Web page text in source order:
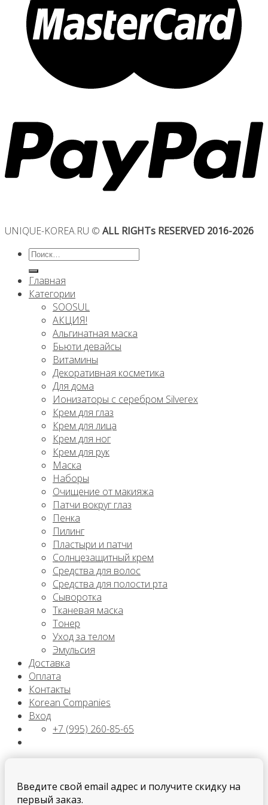
Корзина пуста.
UNIQUE-KOREA.RU © ALL RIGHTs RESERVED 2016-2026
Искать:
Главная
Категории
SOOSUL
АКЦИЯ!
Альгинатная маска
Бьюти девайсы
Витамины
Декоративная косметика
Для дома
Ионизаторы с серебром Silverex
Крем для глаз
Крем для лица
Крем для ног
Крем для рук
Маска
Наборы
Очищение от макияжа
Патчи вокруг глаз
Пенка
Пилинг
Пластыри и патчи
Солнцезащитный крем
Средства для волос
Средства для полости рта
Сыворотка
Тканевая маска
Тонер
Уход за телом
Эмульсия
Доставка
Оплата
Контакты
Korean Companies
Вход
+7 (995) 260-85-65
Введите свой email адрес и получите скидку на
первый заказ.